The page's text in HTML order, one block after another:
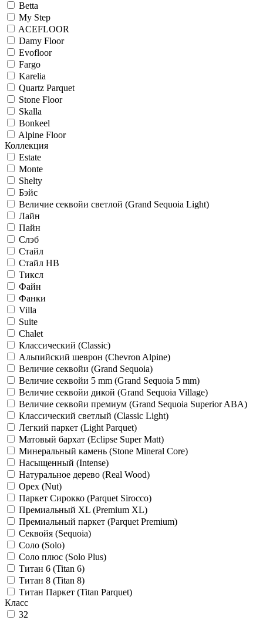
Betta
My Step
ACEFLOOR
Damy Floor
Evofloor
Fargo
Karelia
Quartz Parquet
Stone Floor
Skalla
Bonkeel
Alpine Floor
Коллекция
Estate
Monte
Shelty
Бэйс
Величие секвойи светлой (Grand Sequoia Light)
Лайн
Пайн
Слэб
Стайл
Стайл HB
Тиксл
Файн
Фанки
Villa
Suite
Chalet
Классический (Classic)
Альпийский шеврон (Chevron Alpine)
Величие секвойи (Grand Sequoia)
Величие секвойи 5 mm (Grand Sequoia 5 mm)
Величие секвойи дикой (Grand Sequoia Village)
Величие секвойи премиум (Grand Sequoia Superior ABA)
Классический светлый (Classic Light)
Легкий паркет (Light Parquet)
Матовый бархат (Eclipse Super Matt)
Минеральный камень (Stone Mineral Core)
Насыщенный (Intense)
Натуральное дерево (Real Wood)
Орех (Nut)
Паркет Сирокко (Parquet Sirocco)
Премиальный XL (Premium XL)
Премиальный паркет (Parquet Premium)
Секвойя (Sequoia)
Соло (Solo)
Соло плюс (Solo Plus)
Титан 6 (Titan 6)
Титан 8 (Titan 8)
Титан Паркет (Titan Parquet)
Класс
32